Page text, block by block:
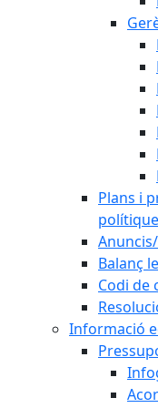
Plans i
Balanç
Codi de
Informació